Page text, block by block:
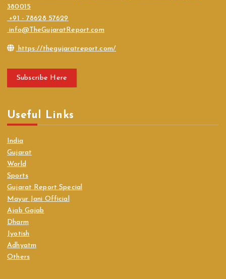
380015
+91 - 78628 57629
info@TheGujaratReport.com
https://thegujaratreport.com/
Subscribe Here
Useful Links
India
Gujarat
World
Sports
Gujarat Report Special
Mayur Jani Official
Ajab Gajab
Dharm
Jyotish
Adhyatm
Others